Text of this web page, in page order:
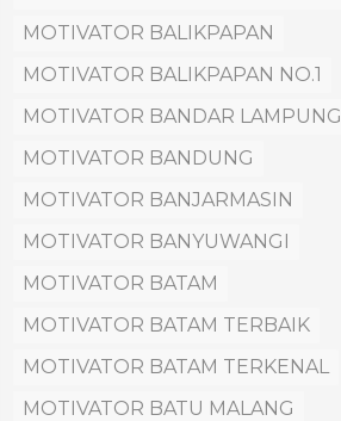
MOTIVATOR BALIKPAPAN
MOTIVATOR BALIKPAPAN NO.1
MOTIVATOR BANDAR LAMPUNG
MOTIVATOR BANDUNG
MOTIVATOR BANJARMASIN
MOTIVATOR BANYUWANGI
MOTIVATOR BATAM
MOTIVATOR BATAM TERBAIK
MOTIVATOR BATAM TERKENAL
MOTIVATOR BATU MALANG